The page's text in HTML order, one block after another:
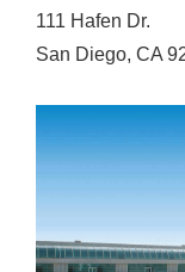
111 Hafen Dr.
San Diego, CA